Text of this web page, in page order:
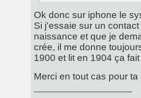
Ok donc sur iphone le
Si j'essaie sur un
naissance et que je
crée, il me donne
1900 et lit en 1904 ça
Merci en tout cas pour